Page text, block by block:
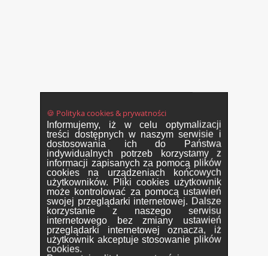
🍪 Polityka cookies & prywatności
Informujemy, iż w celu optymalizacji
treści dostępnych w naszym serwisie i
dostosowania ich do Państwa
indywidualnych potrzeb korzystamy z
informacji zapisanych za pomocą plików
cookies na urządzeniach końcowych
użytkowników. Pliki cookies użytkownik
może kontrolować za pomocą ustawień
swojej przeglądarki internetowej. Dalsze
korzystanie z naszego serwisu
internetowego bez zmiany ustawień
przeglądarki internetowej oznacza, iż
użytkownik akceptuje stosowanie plików
cookies.